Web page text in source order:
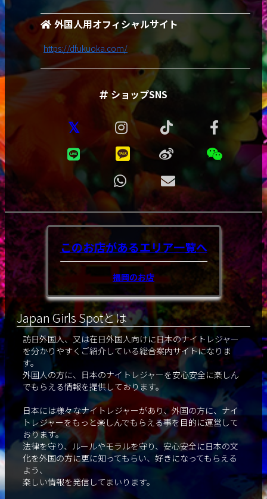
外国人用オフィシャルサイト
https://dfukuoka.com/
ショップSNS
このお店があるエリア一覧へ
福岡のお店
Japan Girls Spotとは
訪日外国人、又は在日外国人向けに日本のナイトレジャー
を分かりやすくご紹介している総合案内サイトになりま
す。
外国人の方に、日本のナイトレジャーを安心安全に楽しん
でもらえる情報を提供しております。
日本には様々なナイトレジャーがあり、外国の方に、ナイ
トレジャーをもっと楽しんでもらえる事を目的に運営して
おります。
法律を守り、ルールやモラルを守り、安心安全に日本の文
化を外国の方に更に知ってもらい、好きになってもらえる
よう、
楽しい情報を発信してまいります。